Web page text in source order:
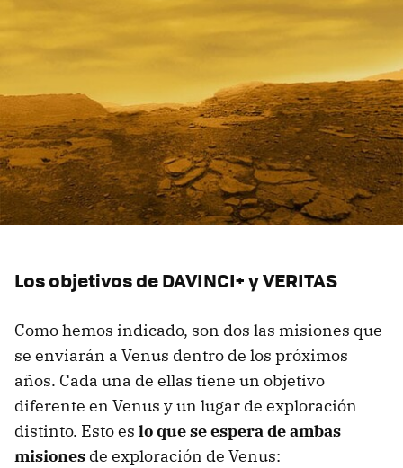
Los objetivos de DAVINCI+ y VERITAS
Como hemos indicado, son dos las misiones que
se enviarán a Venus dentro de los próximos
años. Cada una de ellas tiene un objetivo
diferente en Venus y un lugar de exploración
distinto. Esto es lo que se espera de ambas
misiones de exploración de Venus: